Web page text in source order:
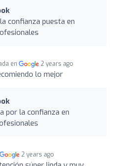
confianza puesta en
en 2 years ago
lo mejor
por la confianza en
2 years ago